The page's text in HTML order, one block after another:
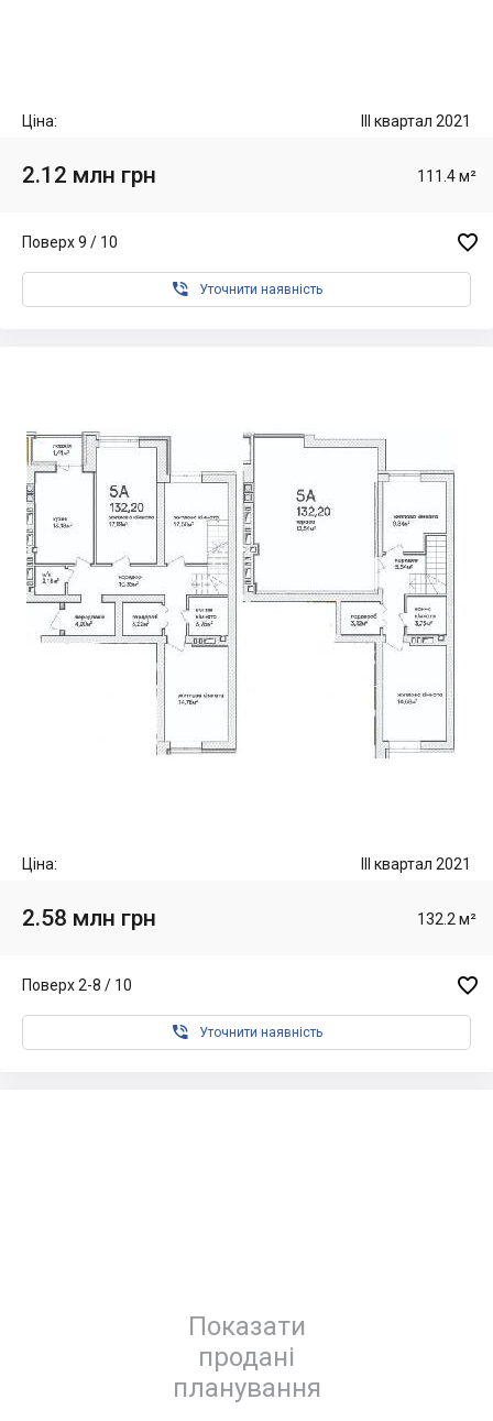
Ціна: III квартал 2021
2.12 млн грн 111.4 м²
Поверх 9 / 10 
 Уточнити наявність
Ціна: III квартал 2021
2.58 млн грн 132.2 м²
Поверх 2-8 / 10 
 Уточнити наявність
Показати
продані
планування